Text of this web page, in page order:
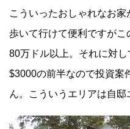
こういったおしゃれなお
歩いて行けて便利ですが
80万ドル以上。それに対
$3000の前半なので投資案
ん。こういうエリアは自邸